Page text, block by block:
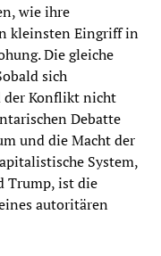
wie ihre
kleinsten Eingriff in
Die gleiche
sich
der Konflikt nicht
Debatte
und die Macht der
System,
Trump, ist die
autoritären